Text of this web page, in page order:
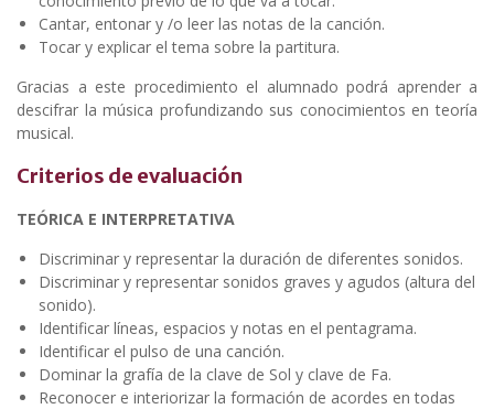
Cantar, entonar y /o leer las notas de la canción.
Tocar y explicar el tema sobre la partitura.
Gracias a este procedimiento el alumnado podrá aprender a
descifrar la música profundizando sus conocimientos en teoría
musical.
Criterios de evaluación
TEÓRICA E INTERPRETATIVA
Discriminar y representar la duración de diferentes sonidos.
Discriminar y representar sonidos graves y agudos (altura del
sonido).
Identificar líneas, espacios y notas en el pentagrama.
Identificar el pulso de una canción.
Dominar la grafía de la clave de Sol y clave de Fa.
Reconocer e interiorizar la formación de acordes en todas